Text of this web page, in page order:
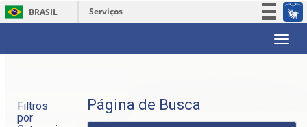
BRASIL
Serviços
Acesso à informação
Página de Busca
Filtros
por